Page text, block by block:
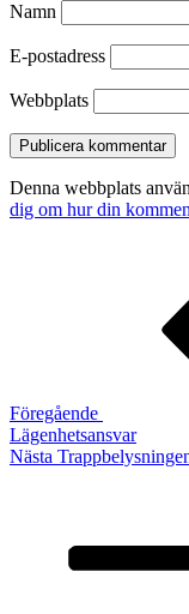
Namn
E-postadress
Webbplats
Denna webbplats
dig om hur din
Föregående
Lägenhetsansvar
Nästa
Nästa